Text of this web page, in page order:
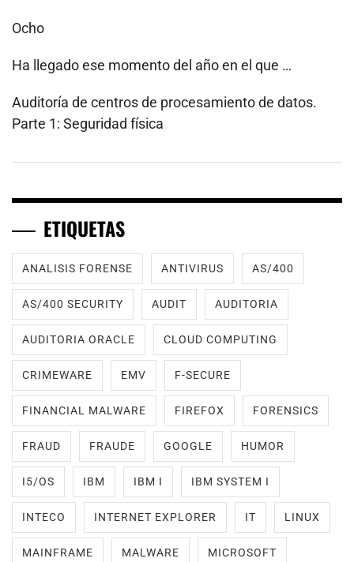
Ocho
Ha llegado ese momento del año en el que …
Auditoría de centros de procesamiento de datos.
Parte 1: Seguridad física
ETIQUETAS
ANALISIS FORENSE ANTIVIRUS AS/400
AS/400 SECURITY AUDIT AUDITORIA
AUDITORIA ORACLE CLOUD COMPUTING
CRIMEWARE EMV F-SECURE
FINANCIAL MALWARE FIREFOX FORENSICS
FRAUD FRAUDE GOOGLE HUMOR
I5/OS IBM IBM I IBM SYSTEM I
INTECO INTERNET EXPLORER IT LINUX
MAINFRAME MALWARE MICROSOFT